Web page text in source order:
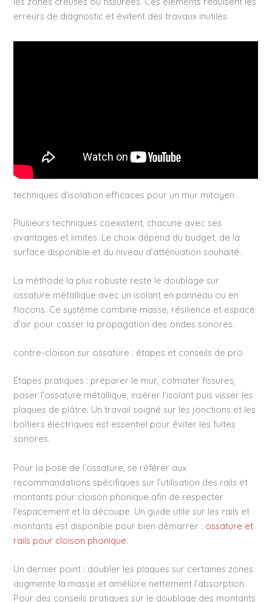
erreurs de diagnostic et évitent des travaux inutiles.
techniques d’isolation efficaces pour un mur mitoyen
Plusieurs techniques coexistent, chacune avec ses
avantages et limites. Le choix dépend du budget, de la
surface disponible et du niveau d’atténuation souhaité.
La méthode la plus robuste reste le doublage sur
ossature métallique avec un isolant en panneau ou en
flocons. Ce système combine masse, résilience et espace
d’air pour casser la propagation des ondes sonores.
contre-cloison sur ossature : étapes et conseils de pro
Étapes pratiques : préparer le mur, colmater fissures,
poser l’ossature métallique, insérer l’isolant puis visser les
plaques de plâtre. Un travail soigné sur les jonctions et les
boîtiers électriques est essentiel pour éviter les fuites
sonores.
Pour la pose de l’ossature, se référer aux
recommandations spécifiques sur l’utilisation des rails et
montants pour cloison phonique afin de respecter
l’espacement et la découpe. Un guide utile sur les rails et
montants est disponible pour bien démarrer : ossature et
rails pour cloison phonique.
Un dernier point : doubler les plaques sur certaines zones
augmente la masse et améliore nettement l’absorption.
Pour des conseils pratiques sur le doublage des montants